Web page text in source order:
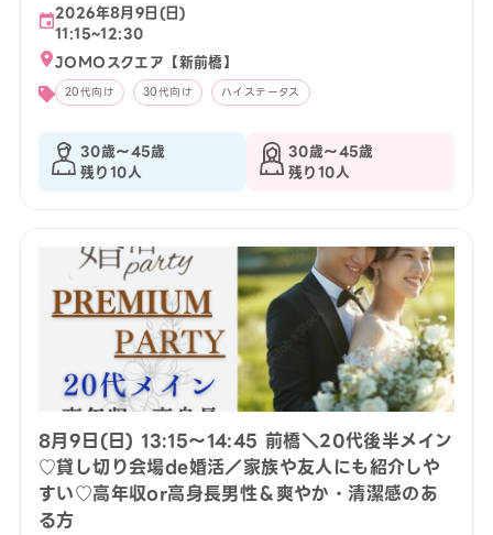
2026年8月9日(日)
11:15~12:30
JOMOスクエア【新前橋】
20代向け 30代向け ハイステータス
30歳〜45歳
残り10人
30歳〜45歳
残り10人
8月9日(日) 13:15〜14:45 前橋＼20代後半メイン
♡貸し切り会場de婚活／家族や友人にも紹介しや
すい♡高年収or高身長男性＆爽やか・清潔感のあ
る方